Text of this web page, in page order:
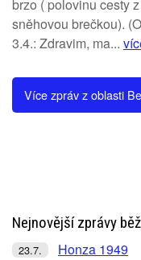
brzo ( polovinu cesty
sněhovou brečkou).
3.4.: Zdravim, ma...
Více zpráv z oblasti
Nejnovější zprávy
23.7. Honza 1949